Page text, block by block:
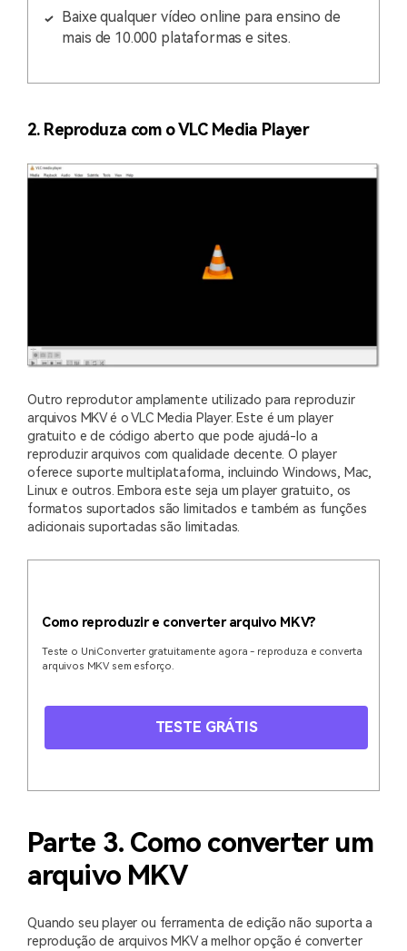
Baixe qualquer vídeo online para ensino de
mais de 10.000 plataformas e sites.
2. Reproduza com o VLC Media Player
Outro reprodutor amplamente utilizado para reproduzir
arquivos MKV é o VLC Media Player. Este é um player
gratuito e de código aberto que pode ajudá-lo a
reproduzir arquivos com qualidade decente. O player
oferece suporte multiplataforma, incluindo Windows, Mac,
Linux e outros. Embora este seja um player gratuito, os
formatos suportados são limitados e também as funções
adicionais suportadas são limitadas.
Como reproduzir e converter arquivo MKV?
Teste o UniConverter gratuitamente agora - reproduza e converta
arquivos MKV sem esforço.
TESTE GRÁTIS
Parte 3. Como converter um
arquivo MKV
Quando seu player ou ferramenta de edição não suporta a
reprodução de arquivos MKV a melhor opção é converter